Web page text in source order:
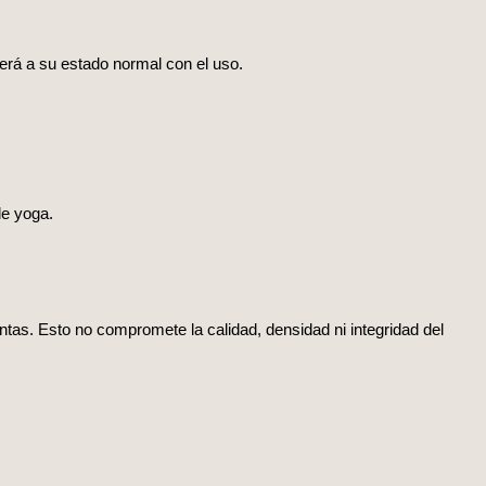
a su estado normal con el uso.
yoga.
Esto no compromete la calidad, densidad ni integridad del